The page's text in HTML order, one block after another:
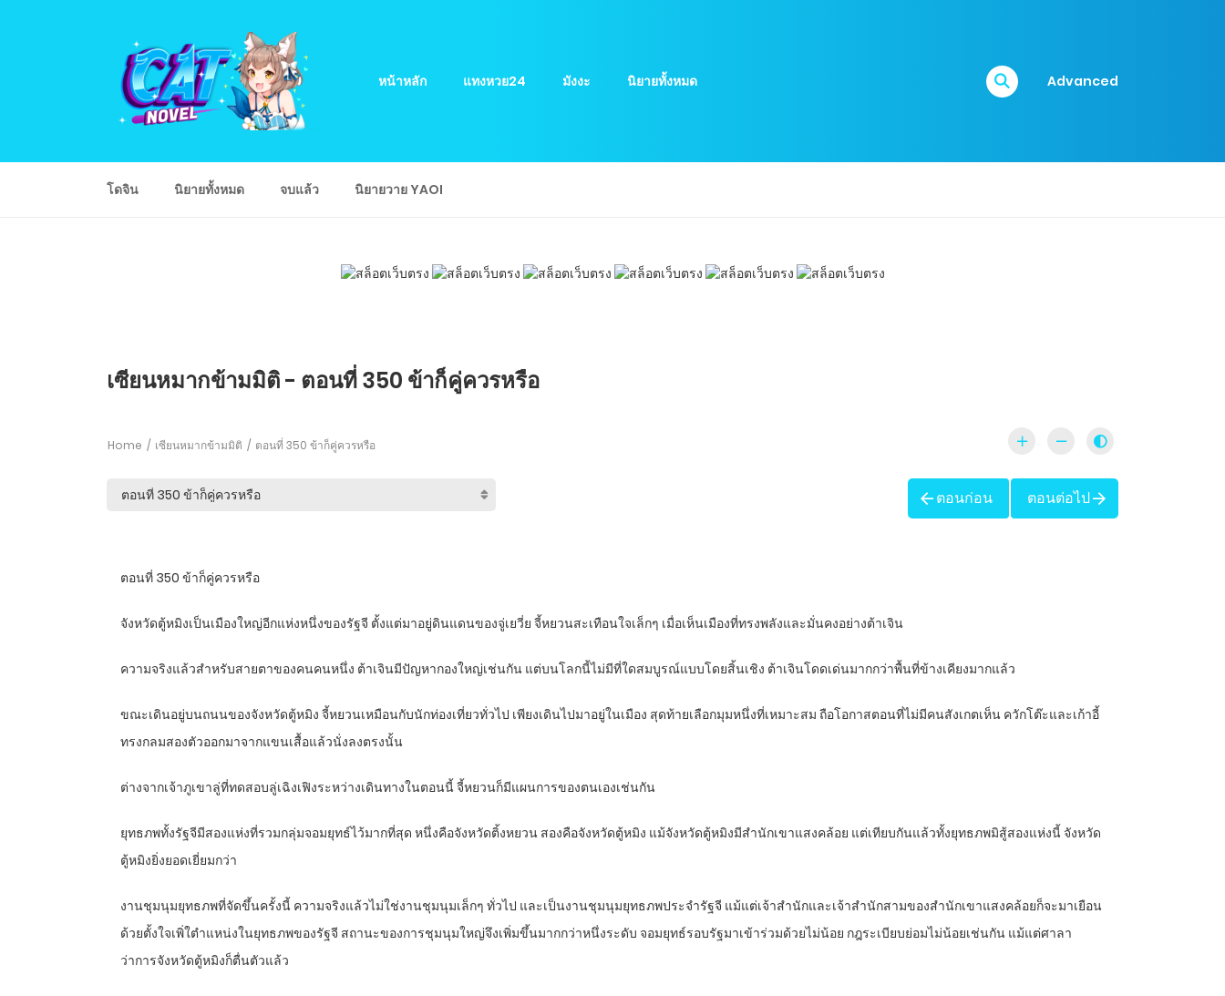
หน้าหลัก แทงหวย24 มังงะ นิยายทั้งหมด Advanced
โดจิน นิยายทั้งหมด จบแล้ว นิยายวาย YAOI
เซียนหมากข้ามมิติ - ตอนที่ 350 ข้าก็คู่ควรหรือ
Home เซียนหมากข้ามมิติ ตอนที่ 350 ข้าก็คู่ควรหรือ
ตอนก่อน ตอนต่อไป
ตอนที่ 350 ข้าก็คู่ควรหรือ
จังหวัดตู้หมิงเป็นเมืองใหญ่อีกแห่งหนึ่งของรัฐจี ตั้งแต่มาอยู่ดินแดนของจู่เยวี่ย จี้หยวนสะเทือนใจเล็กๆ เมื่อเห็นเมืองที่ทรงพลังและมั่นคงอย่างต้าเจิน
ความจริงแล้วสำหรับสายตาของคนคนหนึ่ง ต้าเจินมีปัญหากองใหญ่เช่นกัน แต่บนโลกนี้ไม่มีที่ใดสมบูรณ์แบบโดยสิ้นเชิง ต้าเจินโดดเด่นมากกว่าพื้นที่ข้างเคียงมากแล้ว
ขณะเดินอยู่บนถนนของจังหวัดตู้หมิง จี้หยวนเหมือนกับนักท่องเที่ยวทั่วไป เพียงเดินไปมาอยู่ในเมือง สุดท้ายเลือกมุมหนึ่งที่เหมาะสม ถือโอกาสตอนที่ไม่มีคนสังเกตเห็น ควักโต๊ะและเก้าอี้
ทรงกลมสองตัวออกมาจากแขนเสื้อแล้วนั่งลงตรงนั้น
ต่างจากเจ้าภูเขาลู่ที่ทดสอบลู่เฉิงเฟิงระหว่างเดินทางในตอนนี้ จี้หยวนก็มีแผนการของตนเองเช่นกัน
ยุทธภพทั้งรัฐจีมีสองแห่งที่รวมกลุ่มจอมยุทธ์ไว้มากที่สุด หนึ่งคือจังหวัดติ้งหยวน สองคือจังหวัดตู้หมิง แม้จังหวัดตู้หมิงมีสำนักเขาแสงคล้อย แต่เทียบกันแล้วทั้งยุทธภพมิสู้สองแห่งนี้ จังหวัด
ตู้หมิงยิ่งยอดเยี่ยมกว่า
งานชุมนุมยุทธภพที่จัดขึ้นครั้งนี้ ความจริงแล้วไม่ใช่งานชุมนุมเล็กๆ ทั่วไป และเป็นงานชุมนุมยุทธภพประจำรัฐจี แม้แต่เจ้าสำนักและเจ้าสำนักสามของสำนักเขาแสงคล้อยก็จะมาเยือน
ด้วยตั้งใจเพิ่ใตำแหน่งในยุทธภพของรัฐจี สถานะของการชุมนุมใหญ่จึงเพิ่มขึ้นมากกว่าหนึ่งระดับ จอมยุทธ์รอบรัฐมาเข้าร่วมด้วยไม่น้อย กฎระเบียบย่อมไม่น้อยเช่นกัน แม้แต่ศาลา
ว่าการจังหวัดตู้หมิงก็ตื่นตัวแล้ว